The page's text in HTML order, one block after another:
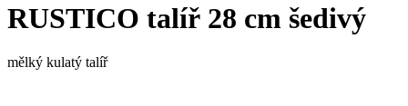
RUSTICO talíř 28 cm šedivý
mělký kulatý talíř